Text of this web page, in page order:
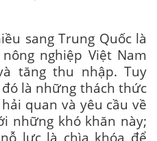
sang Trung Quốc là
nghiệp Việt Nam
tăng thu nhập. Tuy
là những thách thức
quan và yêu cầu về
những khó khăn này;
lực là chìa khóa để